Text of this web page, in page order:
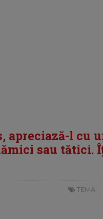
apreciază-l cu
sau tătici.
TEMA: